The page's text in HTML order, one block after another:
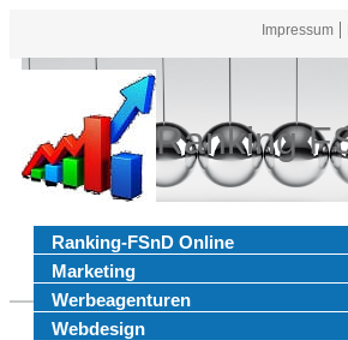
Impressum
Ranking
Ranking-FSnD Online
Marketing
Werbeagenturen
Webdesign